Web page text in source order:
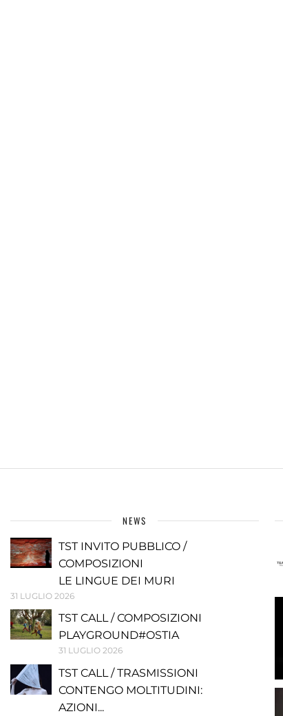
NEWS
TST INVITO PUBBLICO /
COMPOSIZIONI
LE LINGUE DEI MURI
31 LUGLIO 2026
TST CALL / COMPOSIZIONI
PLAYGROUND#OSTIA
31 LUGLIO 2026
TST CALL / TRASMISSIONI
CONTENGO MOLTITUDINI:
AZIONI...